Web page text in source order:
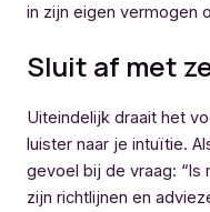
in zijn eigen vermogen
Sluit af met
Uiteindelijk draait het
luister naar je intuïtie.
gevoel bij de vraag: “Is
zijn richtlijnen en